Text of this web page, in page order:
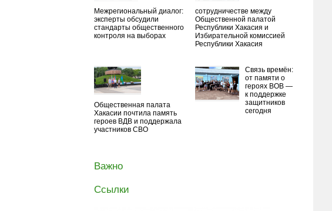
Межрегиональный диалог:
эксперты обсудили
стандарты общественного
контроля на выборах
сотрудничестве между
Общественной палатой
Республики Хакасия и
Избирательной комиссией
Республики Хакасия
Общественная палата
Хакасии почтила память
героев ВДВ и поддержала
участников СВО
Связь времён:
от памяти о
героях ВОВ —
к поддержке
защитников
сегодня
Важно
Ссылки